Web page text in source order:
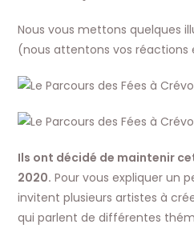
Nous vous mettons quelques
(nous attentons vos réactions
Ils ont décidé de maintenir
2020. Pour vous expliquer un
invitent plusieurs artistes à
qui parlent de différentes